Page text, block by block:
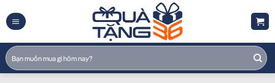
to
content
Tìm
kiếm: